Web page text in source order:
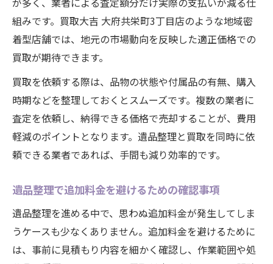
組みです。買取大吉 大府共栄町3丁目店のような地域密
着型店舗では、地元の市場動向を反映した適正価格での
買取が期待できます。
買取を依頼する際は、品物の状態や付属品の有無、購入
時期などを整理しておくとスムーズです。複数の業者に
査定を依頼し、納得できる価格で売却することが、費用
軽減のポイントとなります。遺品整理と買取を同時に依
頼できる業者であれば、手間も減り効率的です。
遺品整理で追加料金を避けるための確認事項
遺品整理を進める中で、思わぬ追加料金が発生してしま
うケースも少なくありません。追加料金を避けるために
は、事前に見積もり内容を細かく確認し、作業範囲や処